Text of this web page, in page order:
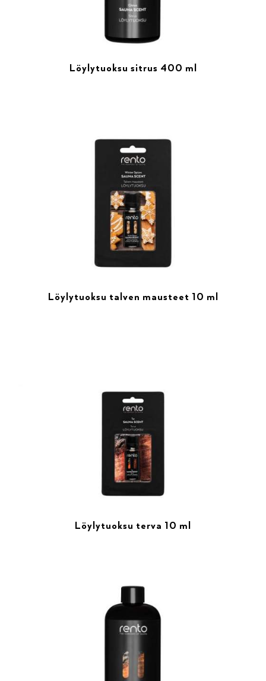
Löylytuoksu sitrus 400 ml
Löylytuoksu talven mausteet 10 ml
Löylytuoksu terva 10 ml